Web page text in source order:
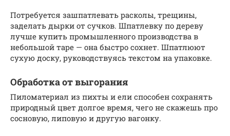
Потребуется зашпатлевать расколы, трещины,
заделать дырки от сучков. Шпатлевку по дереву
лучше купить промышленного производства в
небольшой таре — она быстро сохнет. Шпатлюют
сухую доску, руководствуясь текстом на упаковке.
Обработка от выгорания
Пиломатериал из пихты и ели способен сохранять
природный цвет долгое время, чего не скажешь про
сосновую, липовую и другую вагонку.